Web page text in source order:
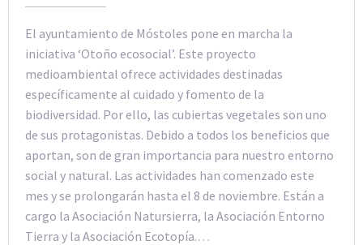
El ayuntamiento de Móstoles pone en marcha la
iniciativa ‘Otoño ecosocial’. Este proyecto
medioambiental ofrece actividades destinadas
específicamente al cuidado y fomento de la
biodiversidad. Por ello, las cubiertas vegetales son uno
de sus protagonistas. Debido a todos los beneficios que
aportan, son de gran importancia para nuestro entorno
social y natural. Las actividades han comenzado este
mes y se prolongarán hasta el 8 de noviembre. Están a
cargo la Asociación Natursierra, la Asociación Entorno
Tierra y la Asociación Ecotopía.…